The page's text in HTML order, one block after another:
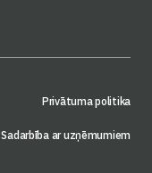
Privātuma politika
Sadarbība ar uzņēmumiem